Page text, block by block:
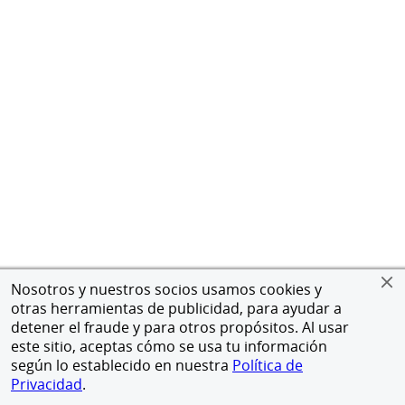
Nosotros y nuestros socios usamos cookies y
otras herramientas de publicidad, para ayudar a
detener el fraude y para otros propósitos. Al usar
este sitio, aceptas cómo se usa tu información
según lo establecido en nuestra Política de
Privacidad.